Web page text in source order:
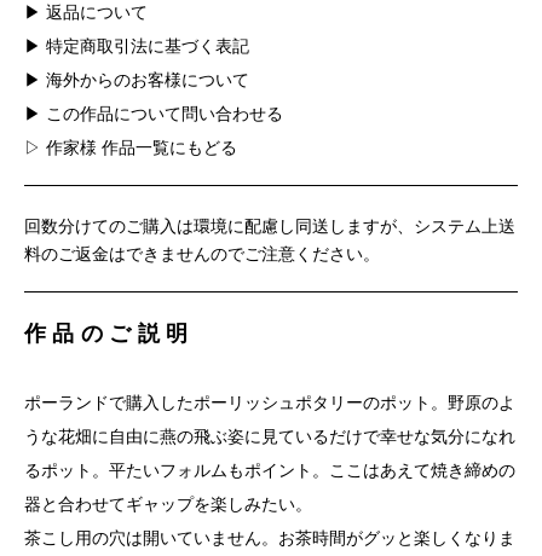
▶ 返品について
▶ 特定商取引法に基づく表記
▶ 海外からのお客様について
▶ この作品について問い合わせる
▷ 作家様 作品一覧にもどる
回数分けてのご購入は環境に配慮し同送しますが、システム上送
料のご返金はできませんのでご注意ください。
作品のご説明
ポーランドで購入したポーリッシュポタリーのポット。野原のよ
うな花畑に自由に燕の飛ぶ姿に見ているだけで幸せな気分になれ
るポット。平たいフォルムもポイント。ここはあえて焼き締めの
器と合わせてギャップを楽しみたい。
茶こし用の穴は開いていません。お茶時間がグッと楽しくなりま